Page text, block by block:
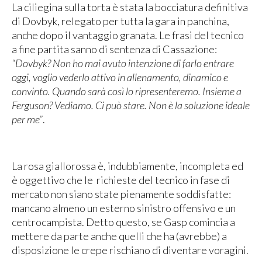
La ciliegina sulla torta è stata la bocciatura definitiva
di Dovbyk, relegato per tutta la gara in panchina,
anche dopo il vantaggio granata. Le frasi del tecnico
a fine partita sanno di sentenza di Cassazione:
“Dovbyk? Non ho mai avuto intenzione di farlo entrare
oggi, voglio vederlo attivo in allenamento, dinamico e
convinto. Quando sarà così lo ripresenteremo. Insieme a
Ferguson? Vediamo. Ci può stare. Non è la soluzione ideale
per me”.
La rosa giallorossa è, indubbiamente, incompleta ed
è oggettivo che le richieste del tecnico in fase di
mercato non siano state pienamente soddisfatte:
mancano almeno un esterno sinistro offensivo e un
centrocampista. Detto questo, se Gasp comincia a
mettere da parte anche quelli che ha (avrebbe) a
disposizione le crepe rischiano di diventare voragini.